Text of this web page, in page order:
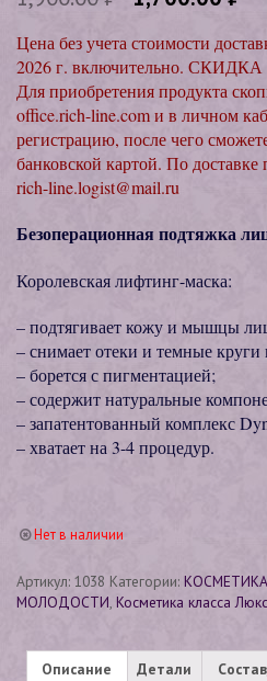
Цена без учета стоимости
2026 г. включительно. СКИДКА
Для приобретения продукта
office.rich-line.com и в личном
регистрацию, после чего
банковской картой. По
rich-line.logist@mail.ru
Безоперационная подтяжка
Королевская лифтинг-маска:
– подтягивает кожу и мышцы
– снимает отеки и темные круги
– борется с пигментацией;
– содержит натуральные
– запатентованный комплекс
– хватает на 3-4 процедур.
Нет в наличии
Артикул: 1038 Категории:
МОЛОДОСТИ, Косметика класса Люкс
Описание Детали